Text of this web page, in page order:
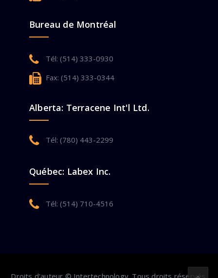
Bureau de Montréal
Tél: (514) 333-0930
Fax: (514) 333-0344
Alberta: Terracene Int'l Ltd.
Tél: (780) 443-2299
Québec: Labex Inc.
Tél: (514) 710-4516